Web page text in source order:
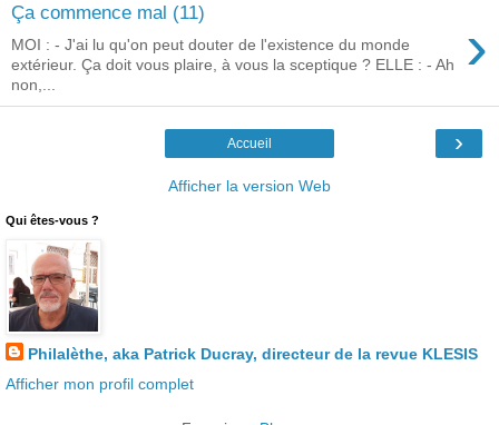
Ça commence mal (11) ›
MOI : - J'ai lu qu'on peut douter de l'existence du monde
extérieur. Ça doit vous plaire, à vous la sceptique ? ELLE : - Ah
non,...
›
Accueil
Afficher la version Web
Qui êtes-vous ?
Philalèthe, aka Patrick Ducray, directeur de la revue KLESIS
Afficher mon profil complet